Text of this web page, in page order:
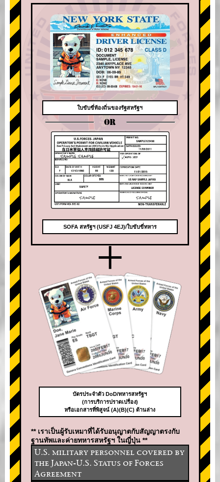
ใบขับขี่ท้องถิ่นของรัฐสหรัฐฯ
OR
SOFA สหรัฐฯ (USFJ 4EJ)/ใบขับขี่ทหาร
+
บัตรประจำตัว DoD/ทหารสหรัฐฯ
(การบริการปราดเปรื่อง)
หรือเอกสารที่พิสูจน์ (A)(B)(C) ด้านล่าง
** เราเป็นผู้รับเหมาที่ได้รับอนุญาตกับสัญญาตรงกับ
ฐานทัพและค่ายทหารสหรัฐฯ ในญี่ปุ่น **
U.S. military personnel covered by
the Japan-U.S. Status of Forces
Agreement